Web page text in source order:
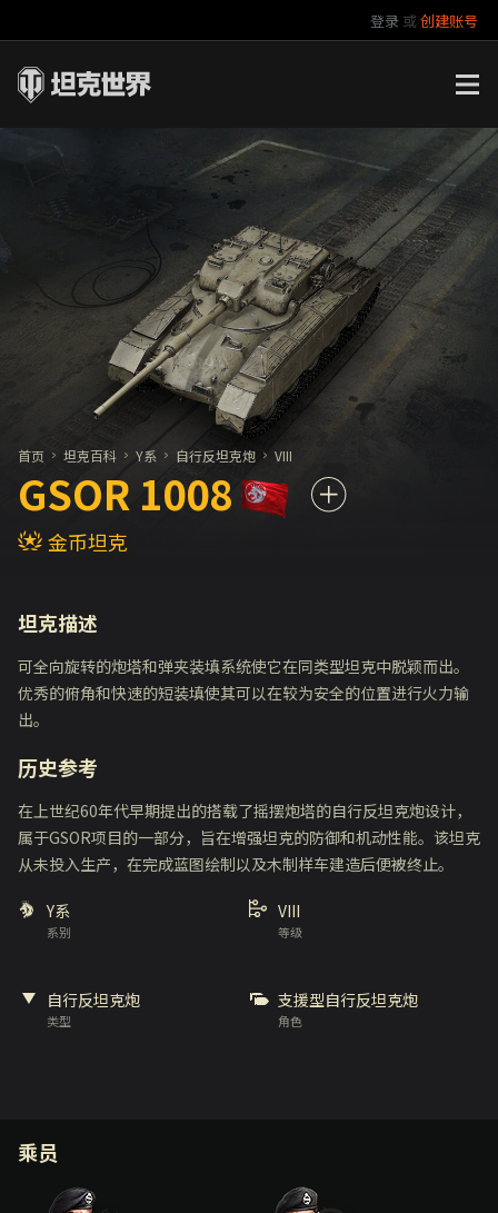
登录 或创建账号
你好，吾久
万圣节
《以战止战》
官方自媒体
首页 坦克百科 Y系 自行反坦克炮 VIII
GSOR 1008
金币坦克
坦克描述
可全向旋转的炮塔和弹夹装填系统使它在同类型坦克中脱颖而出。
优秀的俯角和快速的短装填使其可以在较为安全的位置进行火力输
出。
历史参考
在上世纪60年代早期提出的搭载了摇摆炮塔的自行反坦克炮设计，
属于GSOR项目的一部分，旨在增强坦克的防御和机动性能。该坦克
从未投入生产，在完成蓝图绘制以及木制样车建造后便被终止。
系别
Y系
等级
VIII
类型
自行反坦克炮
角色
支援型自行反坦克炮
乘员